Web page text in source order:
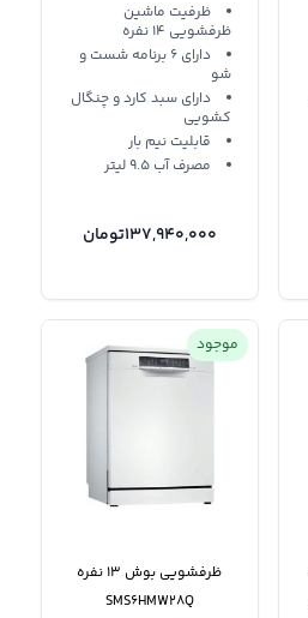
ظرفیت ماشین
ظرفشویی 14 نفره
دارای 6 برنامه شست و
شو
دارای سبد کارد و چنگال
کشویی
قابلیت نیم بار
مصرف آب 9.5 لیتر
137,940,000تومان
موجود
ظرفشویی بوش 13 نفره
SMS6HMW28Q